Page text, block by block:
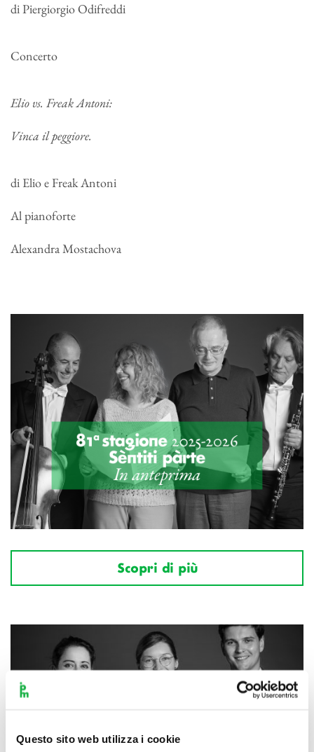
Questo sito web utilizza i cookie
di Piergiorgio Odifreddi
Concerto
Elio vs. Freak Antoni:
Vinca il peggiore.
di Elio e Freak Antoni
Al pianoforte
Alexandra Mostachova
Scopri di più